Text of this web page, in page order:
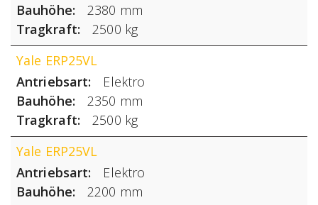
Bauhöhe
2380 mm
Tragkraft
2500 kg
Yale ERP25VL
Antriebsart
Elektro
Bauhöhe
2350 mm
Tragkraft
2500 kg
Yale ERP25VL
Antriebsart
Elektro
Bauhöhe
2200 mm